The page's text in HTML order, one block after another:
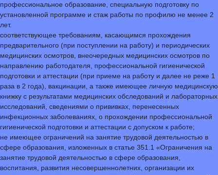
профессиональное образование, специальную подготовку по
установленной программе и стаж работы по профилю не менее 2
лет.
соответствующее требованиям, касающимся прохождения
предварительного (при поступлении на работу) и периодических
медицинских осмотров, внеочередных медицинских осмотров по
направлению работодателя, профессиональной гигиенической
подготовки и аттестации (при приеме на работу и далее не реже 1
раза в 2 года), вакцинации, а также имеющее личную медицинскую
книжку с результатами медицинских обследований и лабораторных
исследований, сведениями о прививках, перенесенных
инфекционных заболеваниях, о прохождении профессиональной
гигиенической подготовки и аттестации с допуском к работе;
не имеющее ограничений на занятие трудовой деятельностью в
сфере образования, изложенных в статье 351.1 «Ограничения на
занятие трудовой деятельностью в сфере образования,
воспитания, развития несовершеннолетних, организации их